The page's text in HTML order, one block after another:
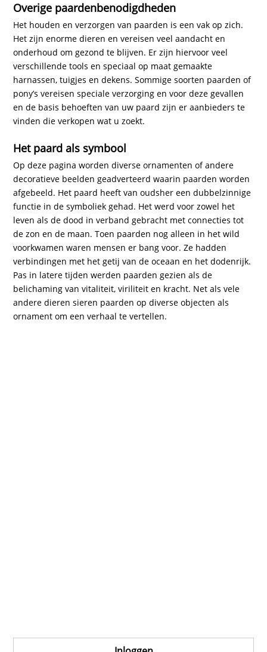
Overige paardenbenodigdheden
Het houden en verzorgen van paarden is een vak op zich.
Het zijn enorme dieren en vereisen veel aandacht en
onderhoud om gezond te blijven. Er zijn hiervoor veel
verschillende tools en speciaal op maat gemaakte
harnassen, tuigjes en dekens. Sommige soorten paarden of
pony’s vereisen speciale verzorging en voor deze gevallen
en de basis behoeften van uw paard zijn er aanbieders te
vinden die verkopen wat u zoekt.
Het paard als symbool
Op deze pagina worden diverse ornamenten of andere
decoratieve beelden geadverteerd waarin paarden worden
afgebeeld. Het paard heeft van oudsher een dubbelzinnige
functie in de symboliek gehad. Het werd voor zowel het
leven als de dood in verband gebracht met connecties tot
de zon en de maan. Toen paarden nog alleen in het wild
voorkwamen waren mensen er bang voor. Ze hadden
verbindingen met het getij van de oceaan en het dodenrijk.
Pas in latere tijden werden paarden gezien als de
belichaming van vitaliteit, viriliteit en kracht. Net als vele
andere dieren sieren paarden op diverse objecten als
ornament om een verhaal te vertellen.